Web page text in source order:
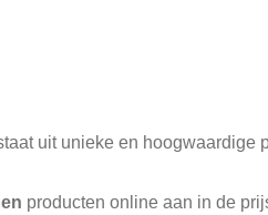
uit unieke en hoogwaardige
producten online aan in de